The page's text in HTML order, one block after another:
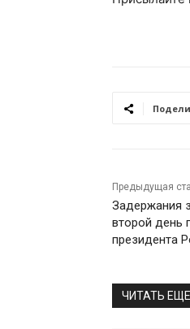
Предыдущая
Задержания
второй день
президента
ЧИТАТЬ ЕЩЕ